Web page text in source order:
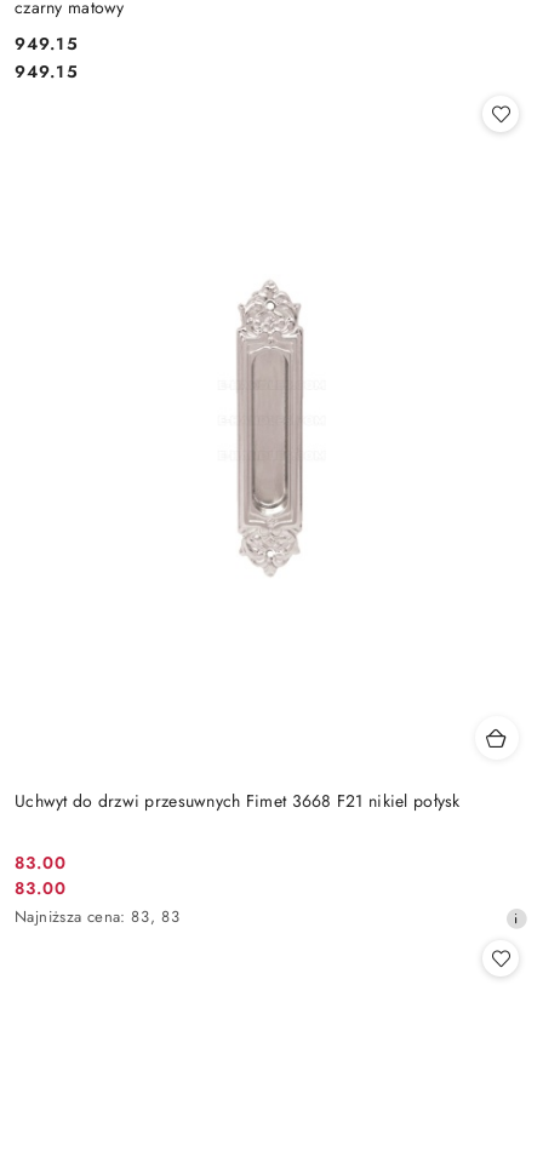
czarny matowy
Cena:
949.15
Cena:
949.15
Uchwyt do drzwi przesuwnych Fimet 3668 F21 nikiel połysk
Cena
promocyjna:
83.00
Cena
promocyjna:
83.00
Najniższa
Najniższa cena: 83, 83